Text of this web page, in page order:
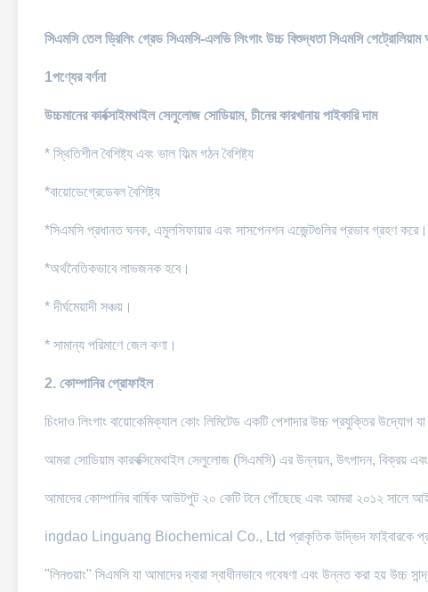
সিএমসি তেল ড্রিলিং গ্রেড সিএমসি-এলভি লিংগাং উচ্চ বিশুদ্ধতা সিএমসি পেট্রোলিয়াম
1পণ্যের বর্ণনা
উচ্চমানের কার্বক্সাইমথাইল সেলুলোজ সোডিয়াম, চীনের কারখানায় পাইকারি দাম
* স্থিতিশীল বৈশিষ্ট্য এবং ভাল ফিল্ম গঠন বৈশিষ্ট্য
*বায়োডেগ্রেডেবল বৈশিষ্ট্য
*সিএমসি প্রধানত ঘনক, এমুলসিফায়ার এবং সাসপেনশন এজেন্টগুলির প্রভাব গ্রহণ করে।
*অর্থনৈতিকভাবে লাভজনক হবে।
* দীর্ঘমেয়াদী সঞ্চয়।
* সামান্য পরিমাণে জেল কণা।
2. কোম্পানির প্রোফাইল
চিংদাও লিংগাং বায়োকেমিক্যাল কোং লিমিটেড একটি পেশাদার উচ্চ প্রযুক্তির উদ্যোগ
আমরা সোডিয়াম কারবক্সিমেথাইল সেলুলোজ (সিএমসি) এর উন্নয়ন, উৎপাদন, বিক্রয় এবং
আমাদের কোম্পানির বার্ষিক আউটপুট ২০ কেটি টনে পৌঁছেছে এবং আমরা ২০১২
ingdao Linguang Biochemical Co., Ltd প্রাকৃতিক উদ্ভিদ ফাইবারকে প্রধান
"লিনগুয়াং" সিএমসি যা আমাদের দ্বারা স্বাধীনভাবে গবেষণা এবং উন্নত করা হয় উচ্চ